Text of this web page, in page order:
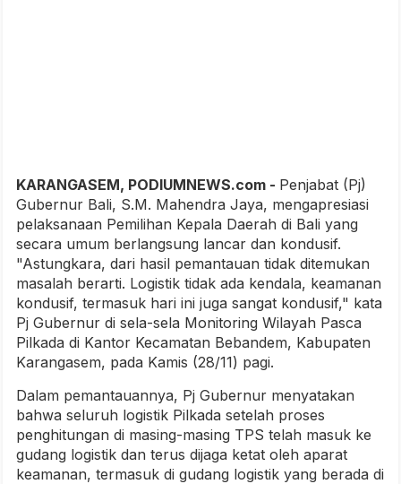
KARANGASEM, PODIUMNEWS.com - Penjabat (Pj)
Gubernur Bali, S.M. Mahendra Jaya, mengapresiasi
pelaksanaan Pemilihan Kepala Daerah di Bali yang
secara umum berlangsung lancar dan kondusif.
"Astungkara, dari hasil pemantauan tidak ditemukan
masalah berarti. Logistik tidak ada kendala, keamanan
kondusif, termasuk hari ini juga sangat kondusif," kata
Pj Gubernur di sela-sela Monitoring Wilayah Pasca
Pilkada di Kantor Kecamatan Bebandem, Kabupaten
Karangasem, pada Kamis (28/11) pagi.
Dalam pemantauannya, Pj Gubernur menyatakan
bahwa seluruh logistik Pilkada setelah proses
penghitungan di masing-masing TPS telah masuk ke
gudang logistik dan terus dijaga ketat oleh aparat
keamanan, termasuk di gudang logistik yang berada di